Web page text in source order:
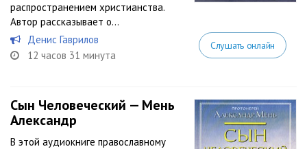
распространением христианства.
Автор рассказывает о...
Денис Гаврилов
12 часов 31 минута
Слушать онлайн
Сын Человеческий — Мень
Александр
В этой аудиокниге православному